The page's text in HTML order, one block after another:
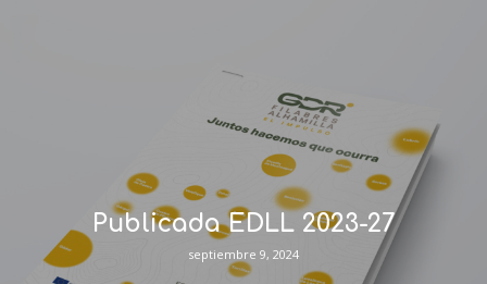
Publicada EDLL 2023-27
septiembre 9, 2024